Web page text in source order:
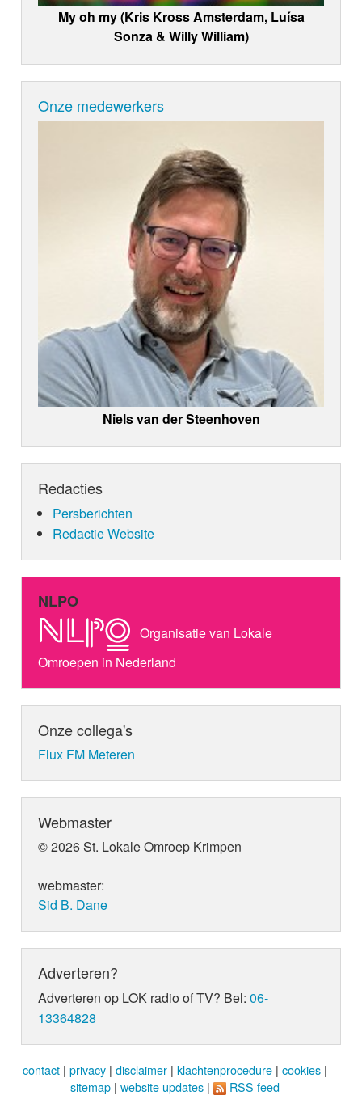
My oh my (Kris Kross Amsterdam, Luísa
Sonza & Willy William)
Onze medewerkers
Niels van der Steenhoven
Redacties
Persberichten
Redactie Website
NLPO
Organisatie van Lokale
Omroepen in Nederland
Onze collega's
Flux FM Meteren
Webmaster
© 2026 St. Lokale Omroep Krimpen
webmaster:
Sid B. Dane
Adverteren?
Adverteren op LOK radio of TV? Bel:06-
13364828
contact | privacy | disclaimer | klachtenprocedure | cookies |
sitemap | website updates | RSS feed